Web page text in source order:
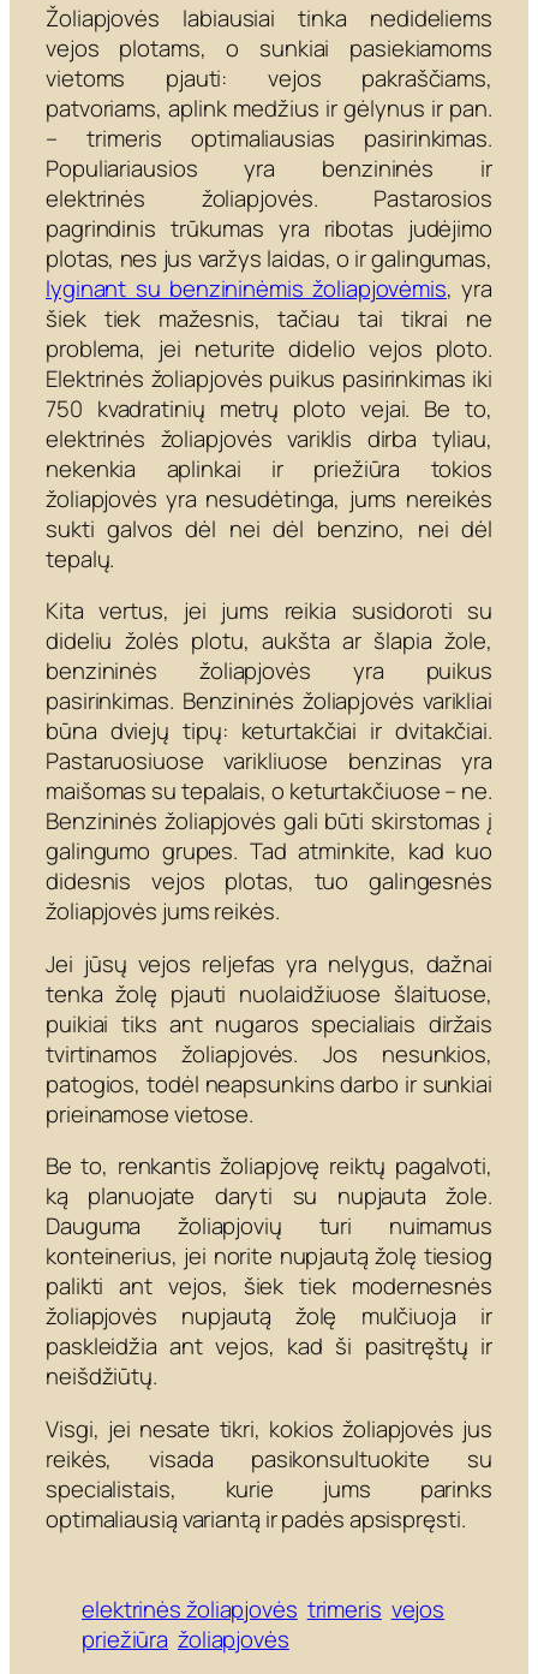
Žoliapjovės labiausiai tinka nedideliems
vejos plotams, o sunkiai pasiekiamoms
vietoms pjauti: vejos pakraščiams,
patvoriams, aplink medžius ir gėlynus ir pan.
– trimeris optimaliausias pasirinkimas.
Populiariausios yra benzininės ir
elektrinės žoliapjovės. Pastarosios
pagrindinis trūkumas yra ribotas judėjimo
plotas, nes jus varžys laidas, o ir galingumas,
lyginant su benzininėmis žoliapjovėmis, yra
šiek tiek mažesnis, tačiau tai tikrai ne
problema, jei neturite didelio vejos ploto.
Elektrinės žoliapjovės puikus pasirinkimas iki
750 kvadratinių metrų ploto vejai. Be to,
elektrinės žoliapjovės variklis dirba tyliau,
nekenkia aplinkai ir priežiūra tokios
žoliapjovės yra nesudėtinga, jums nereikės
sukti galvos dėl nei dėl benzino, nei dėl
tepalų.
Kita vertus, jei jums reikia susidoroti su
dideliu žolės plotu, aukšta ar šlapia žole,
benzininės žoliapjovės yra puikus
pasirinkimas. Benzininės žoliapjovės varikliai
būna dviejų tipų: keturtakčiai ir dvitakčiai.
Pastaruosiuose varikliuose benzinas yra
maišomas su tepalais, o keturtakčiuose – ne.
Benzininės žoliapjovės gali būti skirstomas į
galingumo grupes. Tad atminkite, kad kuo
didesnis vejos plotas, tuo galingesnės
žoliapjovės jums reikės.
Jei jūsų vejos reljefas yra nelygus, dažnai
tenka žolę pjauti nuolaidžiuose šlaituose,
puikiai tiks ant nugaros specialiais diržais
tvirtinamos žoliapjovės. Jos nesunkios,
patogios, todėl neapsunkins darbo ir sunkiai
prieinamose vietose.
Be to, renkantis žoliapjovę reiktų pagalvoti,
ką planuojate daryti su nupjauta žole.
Dauguma žoliapjovių turi nuimamus
konteinerius, jei norite nupjautą žolę tiesiog
palikti ant vejos, šiek tiek modernesnės
žoliapjovės nupjautą žolę mulčiuoja ir
paskleidžia ant vejos, kad ši pasitręštų ir
neišdžiūtų.
Visgi, jei nesate tikri, kokios žoliapjovės jus
reikės, visada pasikonsultuokite su
specialistais, kurie jums parinks
optimaliausią variantą ir padės apsispręsti.
elektrinės žoliapjovės trimeris vejos
priežiūra žoliapjovės